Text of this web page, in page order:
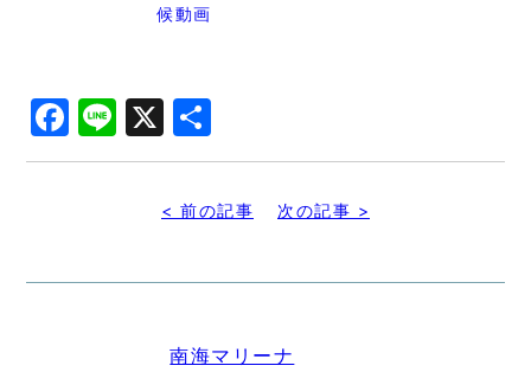
候動画
Facebook
Line
X
有
< 前の記事 次の記事 >
南海マリーナ